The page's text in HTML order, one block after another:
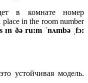
в комнате номер
in the room number
ɪn ðə ru:m ˈnʌmbə ˌfɔ:
устойчивая модель.